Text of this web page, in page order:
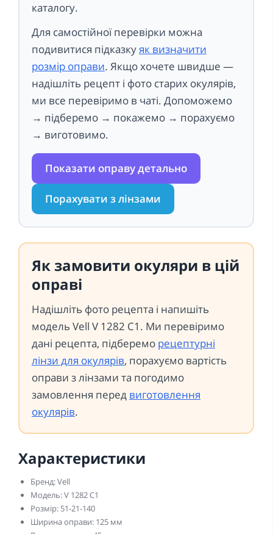
каталогу.
Для самостійної перевірки можна
подивитися підказкуяк визначити
розмір оправи. Якщо хочете швидше —
надішліть рецепт і фото старих окулярів,
ми все перевіримо в чаті. Допоможемо
→ підберемо → покажемо → порахуємо
→ виготовимо.
Показати оправу детально
Порахувати з лінзами
Як замовити окуляри в цій
оправі
Надішліть фото рецепта і напишіть
модель Vell V 1282 C1. Ми перевіримо
дані рецепта, підберемо рецептурні
лінзи для окулярів, порахуємо вартість
оправи з лінзами та погодимо
замовлення перед виготовлення
окулярів.
Характеристики
Бренд: Vell
Модель: V 1282 C1
Розмір: 51-21-140
Ширина оправи: 125 мм